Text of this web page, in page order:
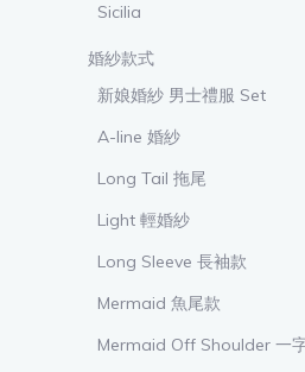
Sicilia
婚紗款式
新娘婚紗 男士禮服 Set
A-line 婚紗
Long Tail 拖尾
Light 輕婚紗
Long Sleeve 長袖款
Mermaid 魚尾款
Mermaid Off Shoulder 一